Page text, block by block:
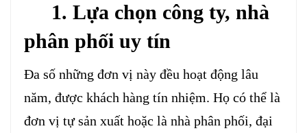
1. Lựa chọn công ty, nhà
phân phối uy tín
Đa số những đơn vị này đều hoạt động lâu
năm, được khách hàng tín nhiệm. Họ có thể là
đơn vị tự sản xuất hoặc là nhà phân phối, đại